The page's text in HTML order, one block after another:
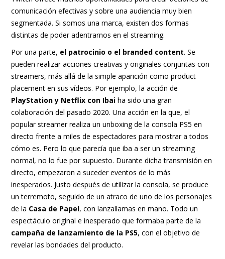
comunicación efectivas y sobre una audiencia muy bien
segmentada. Si somos una marca, existen dos formas
distintas de poder adentrarnos en el streaming.
Por una parte, el patrocinio o el branded content. Se
pueden realizar acciones creativas y originales conjuntas con
streamers, más allá de la simple aparición como product
placement en sus vídeos. Por ejemplo, la acción de
PlayStation y Netflix con Ibaiha sido una gran
colaboración del pasado 2020. Una acción en la que, el
popular streamer realiza un unboxing de la consola PS5 en
directo frente a miles de espectadores para mostrar a todos
cómo es. Pero lo que parecía que iba a ser un streaming
normal, no lo fue por supuesto. Durante dicha transmisión en
directo, empezaron a suceder eventos de lo más
inesperados. Justo después de utilizar la consola, se produce
un terremoto, seguido de un atraco de uno de los personajes
de la Casa de Papel, con lanzallamas en mano. Todo un
espectáculo original e inesperado que formaba parte de la
campaña de lanzamiento de la PS5, con el objetivo de
revelar las bondades del producto.